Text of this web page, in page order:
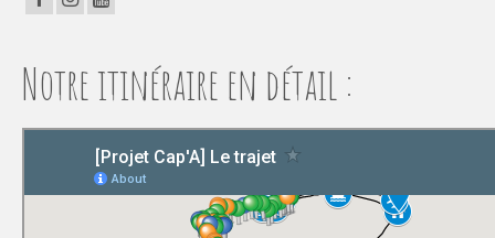
Notre itinéraire en détail :